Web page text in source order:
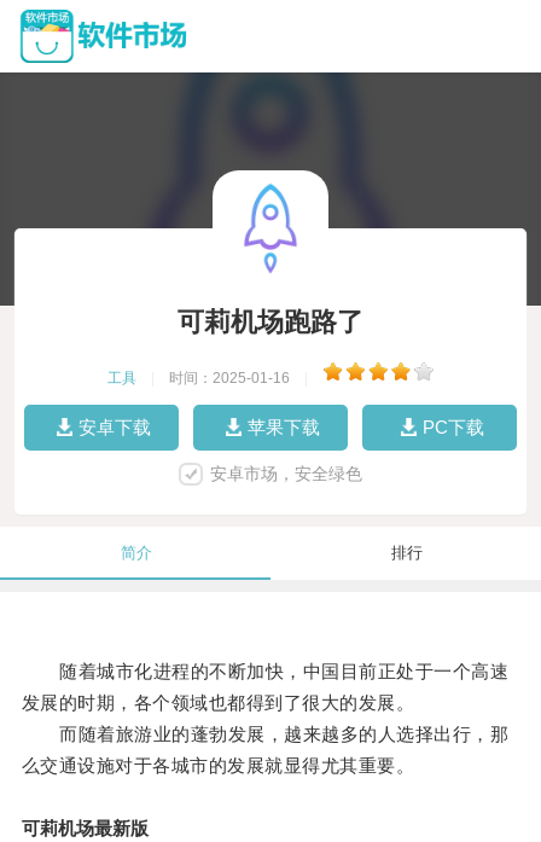
可莉机场跑路了
工具 时间：2025-01-16
安卓下载 苹果下载 PC下载
安卓市场，安全绿色
简介 排行
随着城市化进程的不断加快，中国目前正处于一个高速
发展的时期，各个领域也都得到了很大的发展。
而随着旅游业的蓬勃发展，越来越多的人选择出行，那
么交通设施对于各城市的发展就显得尤其重要。
可莉机场最新版